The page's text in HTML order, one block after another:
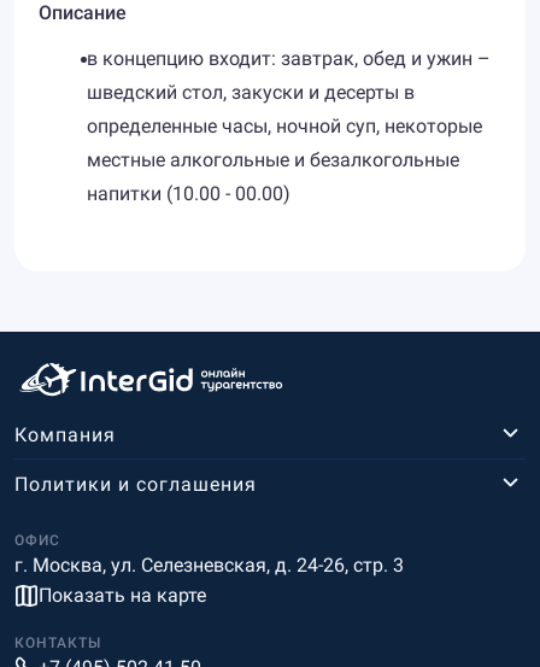
Описание
в концепцию входит: завтрак, обед и ужин –
шведский стол, закуски и десерты в
определенные часы, ночной суп, некоторые
местные алкогольные и безалкогольные
напитки (10.00 - 00.00)
Компания
ОФИС
г. Москва, ул. Селезневская, д. 24-26, стр. 3
Показать на карте
Политики и соглашения
КОНТАКТЫ